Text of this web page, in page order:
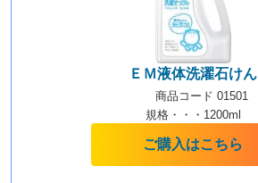
ＥＭ液体洗濯石けん
商品コード 01501
規格・・・1200ml
ご購入はこちら